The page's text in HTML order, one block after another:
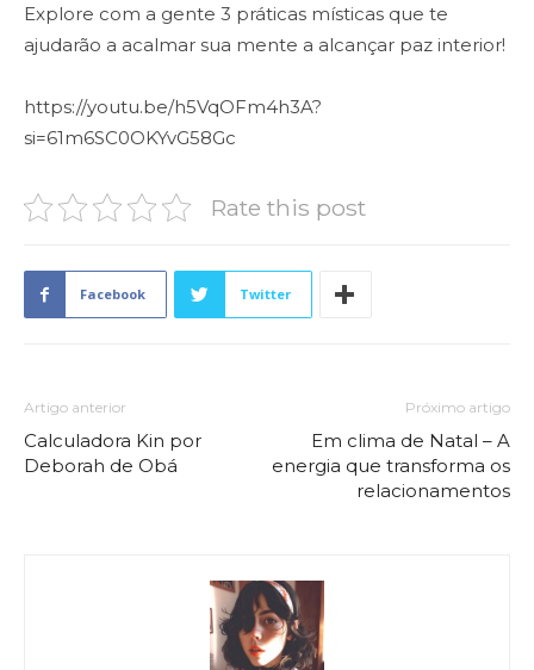
Explore com a gente 3 práticas místicas que te
ajudarão a acalmar sua mente a alcançar paz interior!
https://youtu.be/h5VqOFm4h3A?
si=61m6SC0OKYvG58Gc
Rate this post
Facebook Twitter
Artigo anterior
Calculadora Kin por
Deborah de Obá
Próximo artigo
Em clima de Natal – A
energia que transforma os
relacionamentos